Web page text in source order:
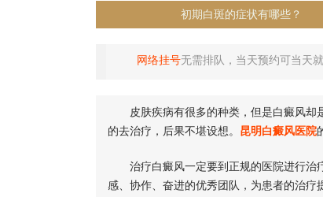
初期白斑的症状有哪些？
网络挂号无需排队，当天预约可当天
皮肤疾病有很多的种类，但是白癜风却
的去治疗，后果不堪设想。 昆明白癜风医院
治疗白癜风一定要到正规的医院进行治
感、协作、奋进的优秀团队，为患者的治疗